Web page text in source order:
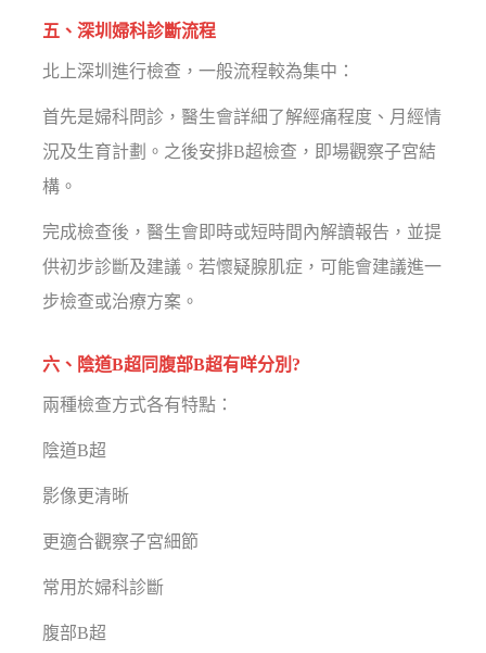
五、深圳婦科診斷流程
北上深圳進行檢查，一般流程較為集中：
首先是婦科問診，醫生會詳細了解經痛程度、月經情
況及生育計劃。之後安排B超檢查，即場觀察子宮結
構。
完成檢查後，醫生會即時或短時間內解讀報告，並提
供初步診斷及建議。若懷疑腺肌症，可能會建議進一
步檢查或治療方案。
六、陰道B超同腹部B超有咩分別?
兩種檢查方式各有特點：
陰道B超
影像更清晰
更適合觀察子宮細節
常用於婦科診斷
腹部B超